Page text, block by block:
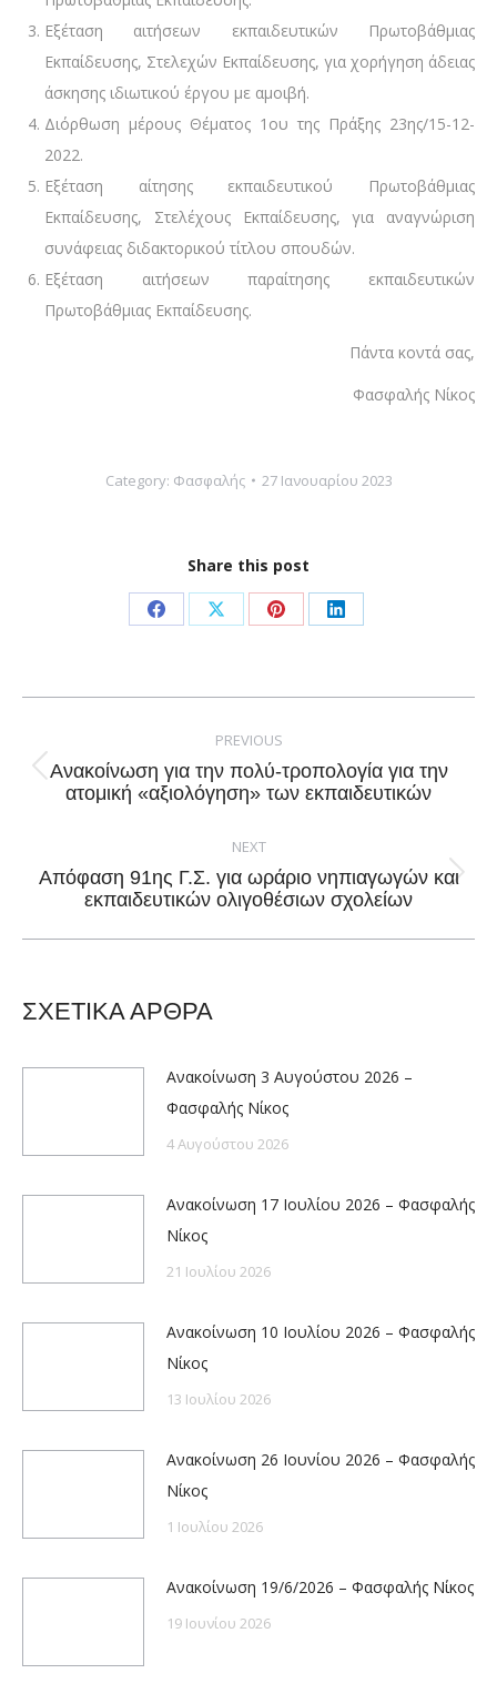
Εξέταση αιτήσεων εκπαιδευτικών Πρωτοβάθμιας
Εκπαίδευσης, Στελεχών Εκπαίδευσης, για χορήγηση άδειας
άσκησης ιδιωτικού έργου με αμοιβή.
Διόρθωση μέρους Θέματος 1ου της Πράξης 23ης/15-12-
2022.
Εξέταση αίτησης εκπαιδευτικού Πρωτοβάθμιας
Εκπαίδευσης, Στελέχους Εκπαίδευσης, για αναγνώριση
συνάφειας διδακτορικού τίτλου σπουδών.
Εξέταση αιτήσεων παραίτησης εκπαιδευτικών
Πρωτοβάθμιας Εκπαίδευσης.
Πάντα κοντά σας,
Φασφαλής Νίκος
Category: Φασφαλής 27 Ιανουαρίου 2023
Share this post
Share
Facebook
Share
X
Share
Pinterest
Share
LinkedIn
navigation
PREVIOUS
Previous
post:
Ανακοίνωση για την πολύ-τροπολογία για την
ατομική «αξιολόγηση» των εκπαιδευτικών
NEXT
Next
Απόφαση 91ης Γ.Σ. για ωράριο νηπιαγωγών και
εκπαιδευτικών ολιγοθέσιων σχολείων
ΣΧΕΤΙΚΑ ΑΡΘΡΑ
Ανακοίνωση 3 Αυγούστου 2026 –
Φασφαλής Νίκος
4 Αυγούστου 2026
Ανακοίνωση 17 Ιουλίου 2026 – Φασφαλής
Νίκος
21 Ιουλίου 2026
Ανακοίνωση 10 Ιουλίου 2026 – Φασφαλής
Νίκος
13 Ιουλίου 2026
Ανακοίνωση 26 Ιουνίου 2026 – Φασφαλής
Νίκος
1 Ιουλίου 2026
Ανακοίνωση 19/6/2026 – Φασφαλής Νίκος
19 Ιουνίου 2026